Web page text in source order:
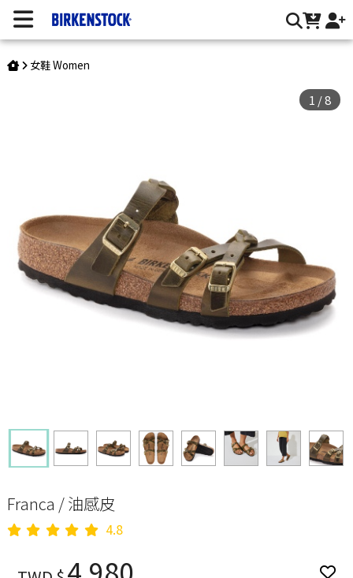
Franca / 油感皮 | 台灣勃肯官方網站
女鞋 Women
1 /8
Franca / 油感皮
4.8